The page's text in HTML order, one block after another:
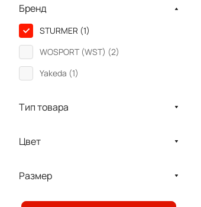
Бренд
STURMER (1)
WOSPORT (WST) (2)
Yakeda (1)
Тип товара
Цвет
Размер